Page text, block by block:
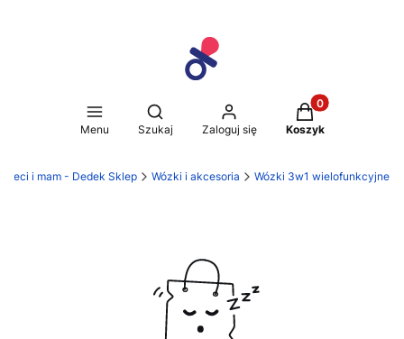
Menu
Otwórz wyszukiwarkę
Szukaj Zaloguj się
Produkty w
Koszyk
i mam - Dedek Sklep Wózki i akcesoria Wózki 3w1 wielofunkcyjne